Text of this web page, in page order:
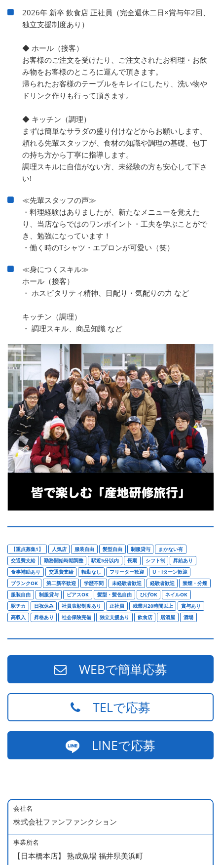
2026年 新卒 飲食店 正社員（完全週休二日×賞与年2回、
独立支援制度あり）
◆ ホール（接客）
お客様のご注文を受けたり、ご注文されたお料理・お飲
み物をお客様のところに運んで頂きます。
帰られたお客様のテーブルをキレイにしたり、洗い物や
ドリンク作りも行って頂きます。
◆ キッチン（調理）
まずは簡単なサラダの盛り付けなどからお願いします。
頼れる先輩スタッフが、食材の知識や調理の基礎、包丁
の持ち方から丁寧に指導します。
調理スキルに自信がない方、未経験の方も安心して下さ
い!
≪先輩スタッフの声≫
・料理経験はありましたが、新たなメニューを覚えた
り、当店ならではのワンポイント・工夫を学ぶことがで
き、勉強になっています！
・働く時のTシャツ・エプロンが可愛い（笑）
≪身につくスキル≫
ホール（接客）
・ ホスピタリティ精神、目配り・気配りの力 など
キッチン（調理）
・ 調理スキル、商品知識 など
【重点募集1】 人気店 服装自由 髪型自由 制服貸与
まかない有
交通費支給
勤務開始時期調整 駅近5分以内 長期 シフト制
昇給あり
食事補助あり
交通費支給 転勤なし フリーター歓迎
U・Iターン歓迎
ブランクOK
第二新卒歓迎 学歴不問 未経験者歓迎 経験者歓迎
禁煙・分煙
服装自由
制服貸与 ピアスOK 髪型・髪色自由 ひげOK
ネイルOK
駅チカ
日祝休み 社員表彰制度あり 正社員 残業月20時間以上
賞与あり
高収入
昇格あり 社会保険完備 独立支援あり 飲食店 居酒屋 酒場
WEBで簡単応募
TELで応募
LINEで応募
会社名
株式会社ファンファンクション
事業所名
【日本橋本店】 熟成魚場 福井県美浜町